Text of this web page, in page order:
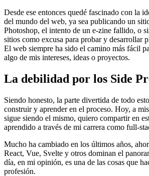
Desde ese entonces quedé fascinado con la
del mundo del web, ya sea publicando un
Photoshop, el intento de un e-zine fallido, o
sitios como excusa para probar y desarrollar
El web siempre ha sido el camino más fácil
algo de mis intereses, ideas o proyectos.
La debilidad por los Side
Siendo honesto, la parte divertida de todo
construir y aprender en el proceso. Hoy, a
sigue siendo el mismo, quiero compartir en
aprendido a través de mi carrera como full-
Mucho ha cambiado en los últimos años,
React, Vue, Svelte y otros dominan el
día, en mi opinión, es una de las cosas que
profesión.